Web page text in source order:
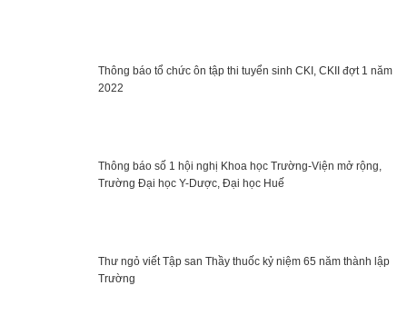
Thông báo tổ chức ôn tập thi tuyển sinh CKI, CKII đợt 1 năm
2022
Thông báo số 1 hội nghị Khoa học Trường-Viện mở rộng,
Trường Đại học Y-Dược, Đại học Huế
Thư ngỏ viết Tập san Thầy thuốc kỷ niệm 65 năm thành lập
Trường